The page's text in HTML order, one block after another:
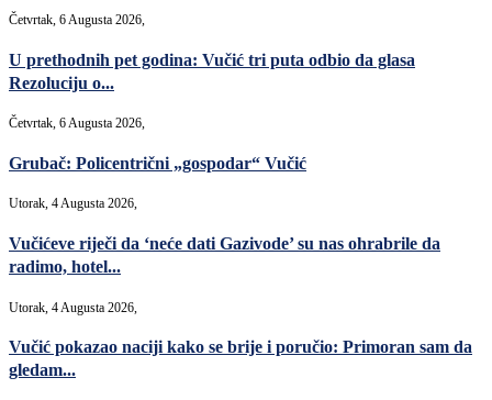
Četvrtak, 6 Augusta 2026,
U prethodnih pet godina: Vučić tri puta odbio da glasa
Rezoluciju o...
Četvrtak, 6 Augusta 2026,
Grubač: Policentrični „gospodar“ Vučić
Utorak, 4 Augusta 2026,
Vučićeve riječi da ‘neće dati Gazivode’ su nas ohrabrile da
radimo, hotel...
Utorak, 4 Augusta 2026,
Vučić pokazao naciji kako se brije i poručio: Primoran sam da
gledam...